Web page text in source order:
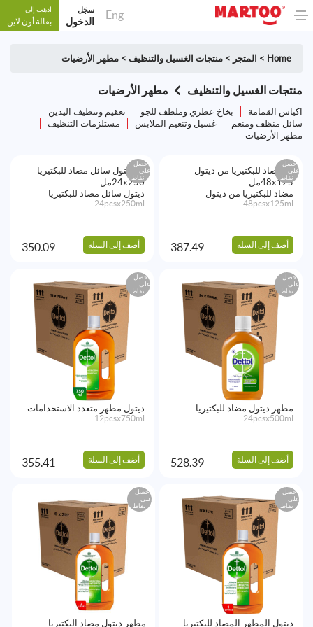
Eng سجَل
الدخول
اذهب إلى
بقالة أون لاين
Home
> المتجر > منتجات الغسيل والتنظيف > مطهر الأرضيات
منتجات الغسيل والتنظيف مطهر الأرضيات
اكياس القمامة بخاخ عطري وملطف للجو
تعقيم وتنظيف اليدين
سائل منظف ومنعم
غسيل وتنعيم الملابس
مستلزمات التنظيف
مطهر الأرضيات
احصل
على
نقاط
مضاد للبكتيريا من ديتول
48pcsx125ml
أضف إلى السلة 387.49
احصل
على
نقاط
ديتول سائل مضاد للبكتيريا
24pcsx250ml
أضف إلى السلة 350.09
احصل
على
نقاط
مطهر ديتول مضاد للبكتيريا
24pcsx500ml
أضف إلى السلة 528.39
احصل
على
نقاط
ديتول مطهر متعدد الاستخدامات
12pcsx750ml
أضف إلى السلة 355.41
احصل
على
نقاط
ديتول المطهر المضاد للبكتيريا
احصل
على
نقاط
مطهر ديتول مضاد البكتيريا